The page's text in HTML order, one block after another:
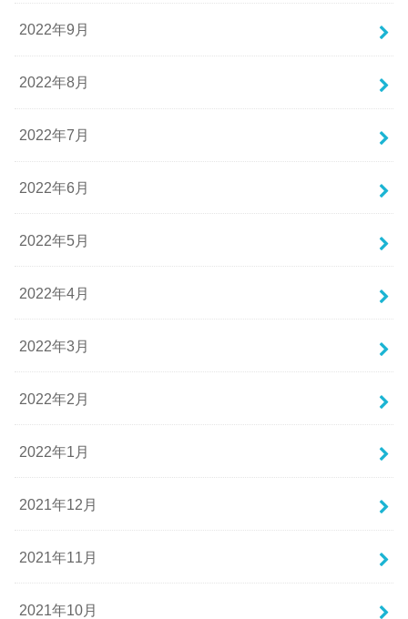
2022年9月
2022年8月
2022年7月
2022年6月
2022年5月
2022年4月
2022年3月
2022年2月
2022年1月
2021年12月
2021年11月
2021年10月